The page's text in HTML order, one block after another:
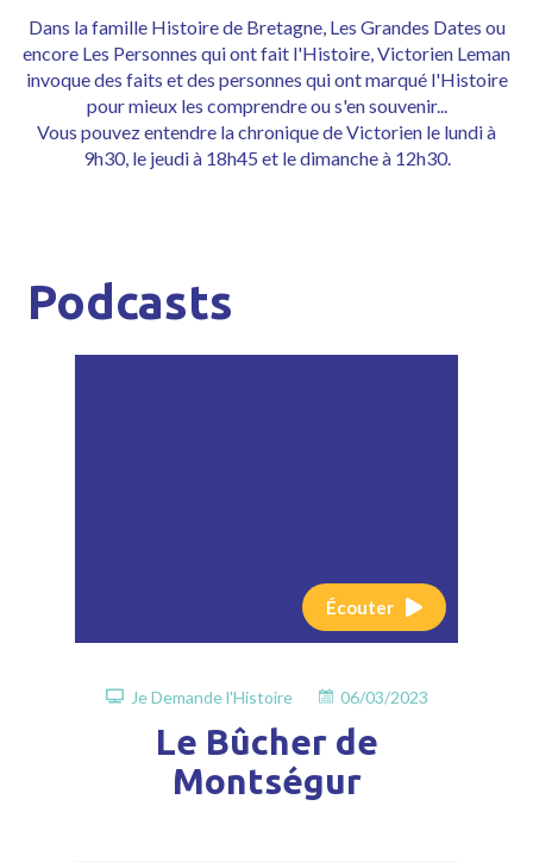
Dans la famille Histoire de Bretagne, Les Grandes Dates ou
encore Les Personnes qui ont fait l'Histoire, Victorien Leman
invoque des faits et des personnes qui ont marqué l'Histoire
pour mieux les comprendre ou s'en souvenir...
Vous pouvez entendre la chronique de Victorien le lundi à
9h30, le jeudi à 18h45 et le dimanche à 12h30.
Podcasts
Écouter
Je Demande l'Histoire 06/03/2023
Le Bûcher de
Montségur